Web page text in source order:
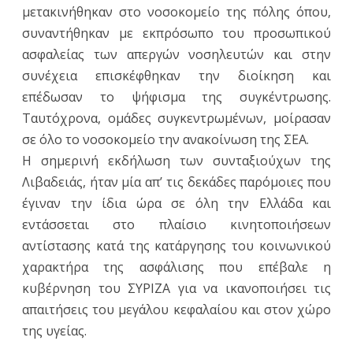
μετακινήθηκαν στο νοσοκομείο της πόλης όπου,
συναντήθηκαν με εκπρόσωπο του προσωπικού
ασφαλείας των απεργών νοσηλευτών και στην
συνέχεια επισκέφθηκαν την διοίκηση και
επέδωσαν το ψήφισμα της συγκέντρωσης.
Ταυτόχρονα, ομάδες συγκεντρωμένων, μοίρασαν
σε όλο το νοσοκομείο την ανακοίνωση της ΣΕΑ.
Η σημερινή εκδήλωση των συνταξιούχων της
Λιβαδειάς, ήταν μία απ’ τις δεκάδες παρόμοιες που
έγιναν την ίδια ώρα σε όλη την Ελλάδα και
εντάσσεται στο πλαίσιο κινητοποιήσεων
αντίστασης κατά της κατάργησης του κοινωνικού
χαρακτήρα της ασφάλισης που επέβαλε η
κυβέρνηση του ΣΥΡΙΖΑ για να ικανοποιήσει τις
απαιτήσεις του μεγάλου κεφαλαίου και στον χώρο
της υγείας.